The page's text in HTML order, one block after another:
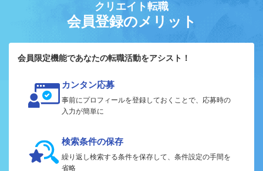
クリエイト転職
会員登録のメリット
会員限定機能であなたの転職活動をアシスト！
カンタン応募
事前にプロフィールを登録しておくことで、応募時の
入力が簡単に
検索条件の保存
繰り返し検索する条件を保存して、条件設定の手間を
省略